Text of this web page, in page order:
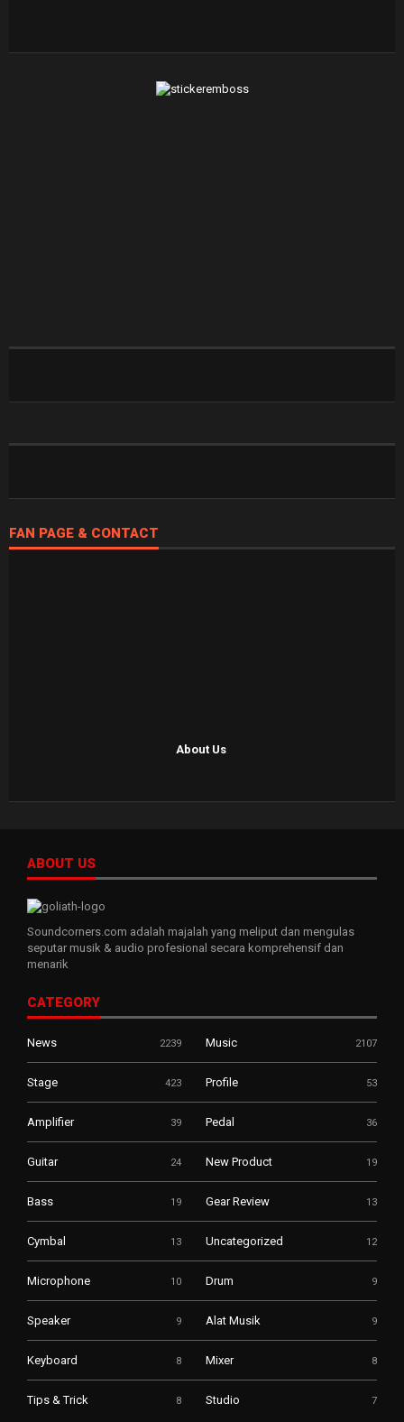
FAN PAGE & CONTACT
About Us
ABOUT US
Soundcorners.com adalah majalah yang meliput dan mengulas
seputar musik & audio profesional secara komprehensif dan
menarik
CATEGORY
News 2239 Music 2107
Stage 423 Profile 53
Amplifier 39 Pedal 36
Guitar 24 New Product 19
Bass 19 Gear Review 13
Cymbal 13 Uncategorized 12
Microphone 10 Drum 9
Speaker 9 Alat Musik 9
Keyboard 8 Mixer 8
Tips & Trick 8 Studio 7